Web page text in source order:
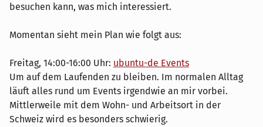
besuchen kann, was mich interessiert.
Momentan sieht mein Plan wie folgt aus:
Freitag, 14:00-16:00 Uhr: ubuntu-de Events
Um auf dem Laufenden zu bleiben. Im normalen Alltag
läuft alles rund um Events irgendwie an mir vorbei.
Mittlerweile mit dem Wohn- und Arbeitsort in der
Schweiz wird es besonders schwierig.